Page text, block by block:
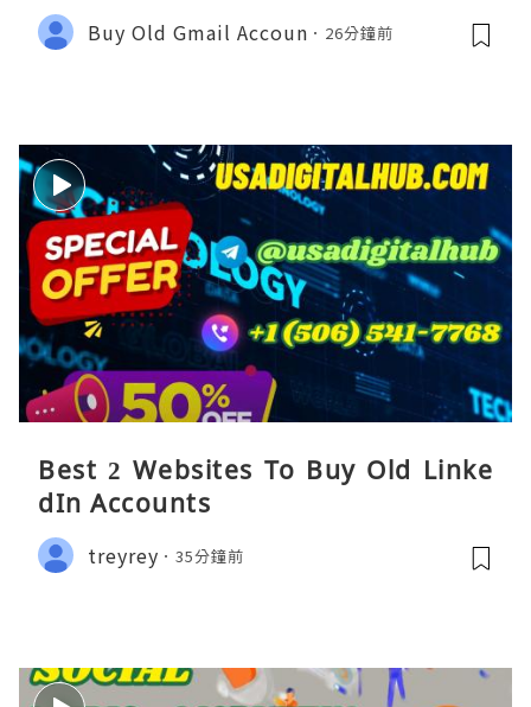
Buy Old Gmail Accoun 26分鐘前
Best 2 Websites To Buy Old Linke
dIn Accounts
treyrey 35分鐘前